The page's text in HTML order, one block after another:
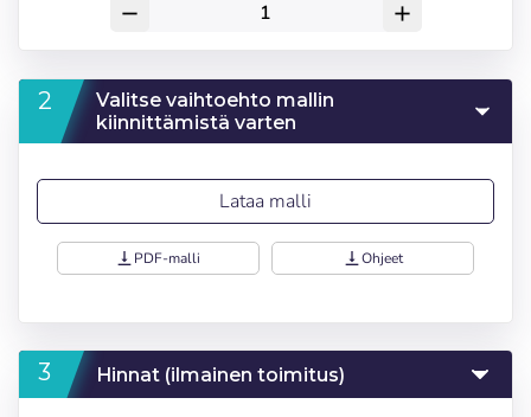
remove add
Valitse vaihtoehto mallin
kiinnittämistä varten
Lataa malli
vertical_align_bottom PDF-malli vertical_align_bottomOhjeet
Hinnat (ilmainen toimitus)